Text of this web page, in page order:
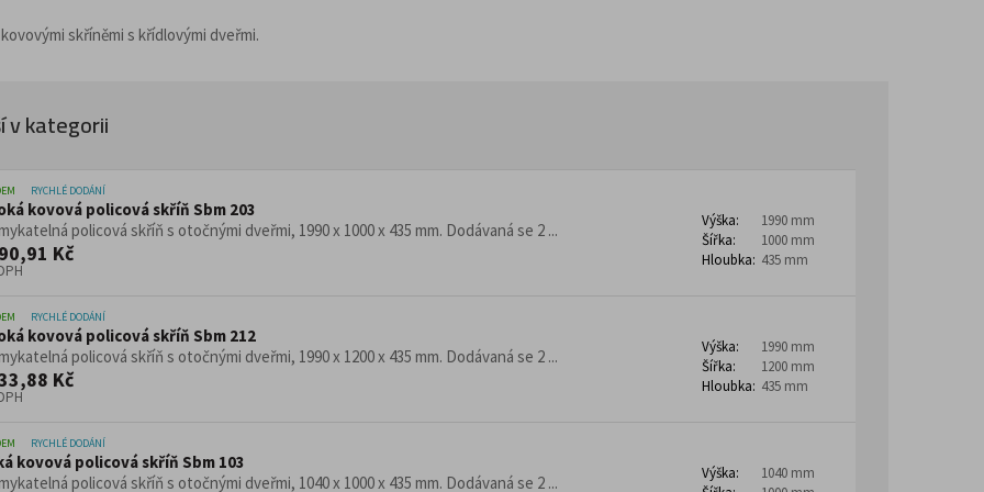
Ošetřovatelská lůžka
lehátka a postele
Infuzní stojany
určením
s koši
Dřevěný nábytek pro domovy pro seniory
sestavyskříněmi s křídlovými dveřmi.
v kategorii
RYCHLÉ DODÁNÍ
kovová policová skříň Sbm 203
policová skříň s otočnými dveřmi, 1990 x 1000 x 435 mm. Dodávaná se 2 ...
Kč
Výška:
1990 mm
Šířka:
1000 mm
Hloubka: 435 mm
RYCHLÉ DODÁNÍ
kovová policová skříň Sbm 212
policová skříň s otočnými dveřmi, 1990 x 1200 x 435 mm. Dodávaná se 2 ...
Kč
Výška:
1990 mm
Šířka:
1200 mm
Hloubka: 435 mm
RYCHLÉ DODÁNÍ
kovová policová skříň Sbm 103
policová skříň s otočnými dveřmi, 1040 x 1000 x 435 mm. Dodávaná se 2 ...
Výška:
1040 mm